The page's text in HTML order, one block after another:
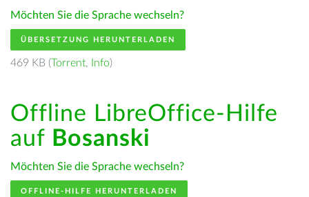
Möchten Sie die Sprache wechseln?
ÜBERSETZUNG HERUNTERLADEN
469 KB (Torrent, Info)
Offline LibreOffice-Hilfe
auf Bosanski
Möchten Sie die Sprache wechseln?
OFFLINE-HILFE HERUNTERLADEN